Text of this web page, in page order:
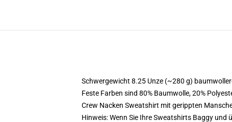
Schwergewicht 8.25 Unze (~280 g)
Feste Farben sind 80% Baumwolle, 20%
Crew Nacken Sweatshirt mit gerippten
Hinweis: Wenn Sie Ihre Sweatshirts Baggy und